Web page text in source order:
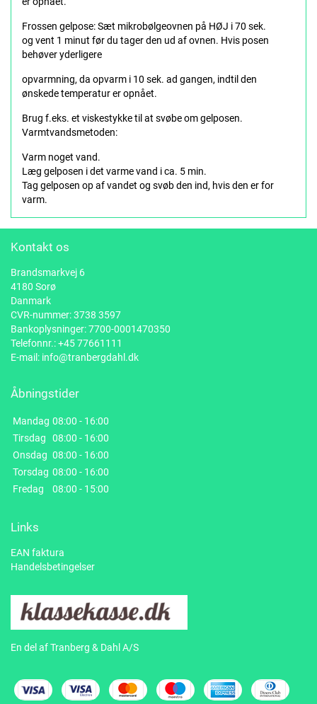
Frossen gelpose: Sæt mikrobølgeovnen på HØJ i 70 sek.
og vent 1 minut før du tager den ud af ovnen. Hvis posen
behøver yderligere
opvarmning, da opvarm i 10 sek. ad gangen, indtil den
ønskede temperatur er opnået.
Brug f.eks. et viskestykke til at svøbe om gelposen.
Varmtvandsmetoden:
Varm noget vand.
Læg gelposen i det varme vand i ca. 5 min.
Tag gelposen op af vandet og svøb den ind, hvis den er for
varm.
Kontakt os
Brandsmarkvej 6
4180 Sorø
Danmark
CVR-nummer: 3738 3597
Bankoplysninger: 7700-0001470350
Telefonnr.:+45 77661111
E-mail: info@tranbergdahl.dk
Åbningstider
Mandag 08:00 - 16:00
Tirsdag
08:00 - 16:00
Onsdag 08:00 - 16:00
Torsdag 08:00 - 16:00
Fredag
08:00 - 15:00
Links
EAN faktura
Handelsbetingelser
En del af Tranberg & Dahl A/S